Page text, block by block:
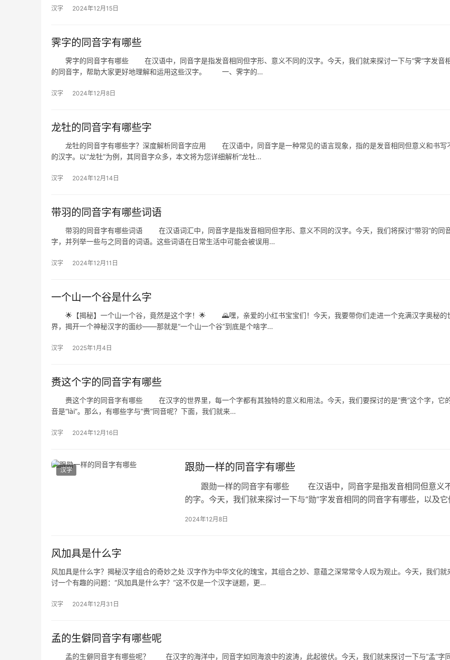
汉字 2024年12月15日
霁字的同音字有哪些
霁字的同音字有哪些 在汉语中，同音字是指发音相同但字形、意义不同的汉字。今天，我们就来探讨一下与“霁”字发音
的同音字，帮助大家更好地理解和运用这些汉字。 一、霁字的…
汉字 2024年12月8日
龙牡的同音字有哪些字
龙牡的同音字有哪些字？深度解析同音字应用 在汉语中，同音字是一种常见的语言现象，指的是发音相同但意义和书写
的汉字。以“龙牡”为例，其同音字众多，本文将为您详细解析“龙牡…
汉字 2024年12月14日
带羽的同音字有哪些词语
带羽的同音字有哪些词语 在汉语词汇中，同音字是指发音相同但字形、意义不同的汉字。今天，我们将探讨“带羽”的同
字，并列举一些与之同音的词语。这些词语在日常生活中可能会被误用…
汉字 2024年12月11日
一个山一个谷是什么字
🌟【揭秘】一个山一个谷，竟然是这个字！🌟 🌄嘿，亲爱的小红书宝宝们！今天，我要带你们走进一个充满汉字奥秘的
界，揭开一个神秘汉字的面纱——那就是“一个山一个谷”到底是个啥字…
汉字 2025年1月4日
赉这个字的同音字有哪些
赉这个字的同音字有哪些 在汉字的世界里，每一个字都有其独特的意义和用法。今天，我们要探讨的是“赉”这个字，它
音是“lài”。那么，有哪些字与“赉”同音呢？下面，我们就来…
汉字 2024年12月16日
汉字 跟勋一样的同音字有哪些
跟勋一样的同音字有哪些 在汉语中，同音字是指发音相同但意义
的字。今天，我们就来探讨一下与“勋”字发音相同的同音字有哪些，以及它
2024年12月8日
风加具是什么字
风加具是什么字？揭秘汉字组合的奇妙之处 汉字作为中华文化的瑰宝，其组合之妙、意蕴之深常常令人叹为观止。今天，我们就
讨一个有趣的问题：“风加具是什么字？”这不仅是一个汉字谜题，更…
汉字 2024年12月31日
孟的生僻同音字有哪些呢
孟的生僻同音字有哪些呢？ 在汉字的海洋中，同音字如同海浪中的波涛，此起彼伏。今天，我们就来探讨一下与“孟”字